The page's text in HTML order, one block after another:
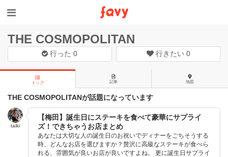
THE COSMOPOLITAN
行った0 行きたい 0
トップ 記事 地図
THE COSMOPOLITANが話題になっています
taiki
【梅田】誕生日にステーキを食べて豪華にサプライ
ズ！できちゃうお店まとめ
あなたは大切な人の誕生日のお祝いでディナーをごちそうする
時、どんなお店を選びますか？贅沢に高級なステーキが食べら
れる、雰囲気が良いお店が良いですよね。 更に誕生日サプライ